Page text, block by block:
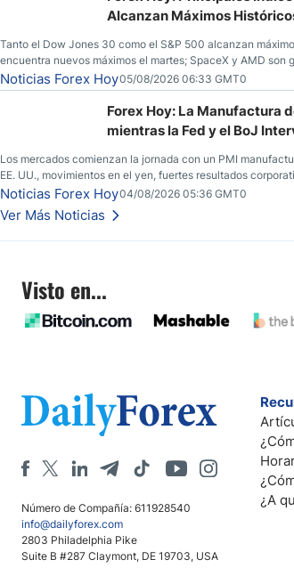
Alcanzan Máximos
Tanto el Dow Jones 30 como el S&P 500 alcanzan
encuentra nuevos máximos el martes; SpaceX y AMD son
llamadas de ganancias; el petróleo crudo cae por debajo de
nuevas esperanzas; el dólar estadounidense continúa
frente al yen; el peso mexicano ve un repunte a medida
Noticias Forex Hoy05/08/2026 06:33 GMT0
Forex Hoy: La Manufactura
mientras la Fed y el BoJ
Los mercados comienzan la jornada con un PMI
EE. UU., movimientos en el yen, fuertes resultados
de seguridad en Bitcoin y nuevas señales desde el
Noticias Forex Hoy04/08/2026 05:36 GMT0
Ver Más Noticias
Visto en...
Número de Compañía: 611928540
info@dailyforex.com
2803 Philadelphia Pike
Suite B #287 Claymont, DE 19703, USA
¿A